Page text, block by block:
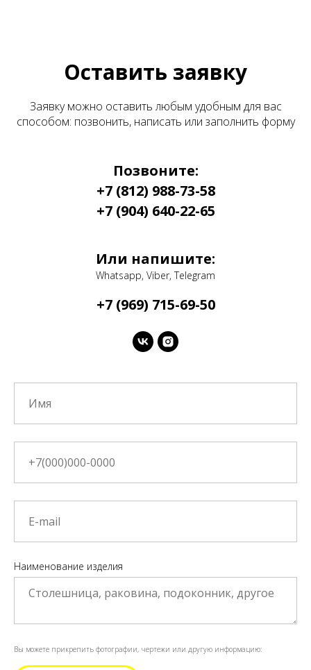
Оставить заявку
Заявку можно оставить любым удобным для вас
способом: позвонить, написать или заполнить форму
Позвоните:
+7 (812) 988-73-58
+7 (904) 640-22-65
Или напишите:
Whatsapp, Viber, Telegram
+7 (969) 715-69-50
Наименование изделия
Вы можете прикрепить фотографии, чертежи или другую информацию: